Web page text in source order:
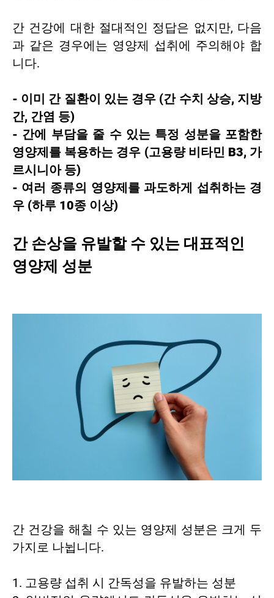
간 건강에 대한 절대적인 정답은 없지만, 다음
과 같은 경우에는 영양제 섭취에 주의해야 합
니다.
- 이미 간 질환이 있는 경우 (간 수치 상승, 지방
간, 간염 등)
- 간에 부담을 줄 수 있는 특정 성분을 포함한
영양제를 복용하는 경우 (고용량 비타민 B3, 가
르시니아 등)
- 여러 종류의 영양제를 과도하게 섭취하는 경
우 (하루 10종 이상)
간 손상을 유발할 수 있는 대표적인
영양제 성분
간 건강을 해칠 수 있는 영양제 성분은 크게 두
가지로 나뉩니다.
1. 고용량 섭취 시 간독성을 유발하는 성분